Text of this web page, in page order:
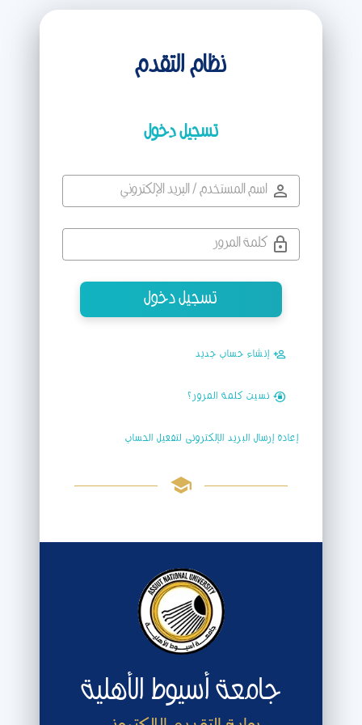
نظام التقدم
تسجيل دخول
تسجيل دخول
إنشاء حساب جديد
نسيت كلمة المرور؟
إعادة إرسال البريد الإلكترونى لتفعيل الحساب
جامعة أسيوط الأهلية